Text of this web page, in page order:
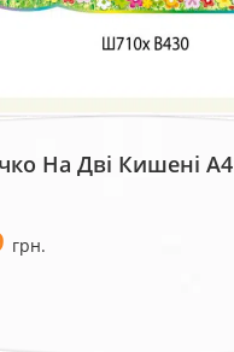
На Дві Кишені А4
грн.